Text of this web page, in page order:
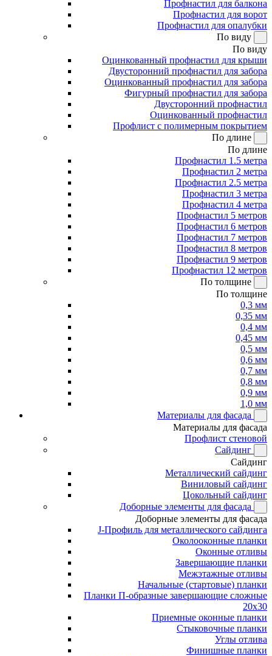
Профнастил для балкона
Профнастил для ворот
Профнастил для опалубки
По виду
По виду
Оцинкованный профнастил для крыши
Двусторонний профнастил для забора
Оцинкованный профнастил для забора
Фигурный профнастил для забора
Двусторонний профнастил
Оцинкованный профнастил
Профлист с полимерным покрытием
По длине
По длине
Профнастил 1.5 метра
Профнастил 2 метра
Профнастил 2.5 метра
Профнастил 3 метра
Профнастил 4 метра
Профнастил 5 метров
Профнастил 6 метров
Профнастил 7 метров
Профнастил 8 метров
Профнастил 9 метров
Профнастил 12 метров
По толщине
По толщине
0,3 мм
0,35 мм
0,4 мм
0,45 мм
0,5 мм
0,6 мм
0,7 мм
0,8 мм
0,9 мм
1,0 мм
Материалы для фасада
Материалы для фасада
Профлист стеновой
Сайдинг
Сайдинг
Металлический сайдинг
Виниловый сайдинг
Цокольный сайдинг
Доборные элементы для фасада
Доборные элементы для фасада
J-Профиль для металлического сайдинга
Околооконные планки
Оконные отливы
Завершающие планки
Межэтажные отливы
Начальные (стартовые) планки
Планки П-образные завершающие сложные
20x30
Приемные оконные планки
Стыковочные планки
Углы отлива
Финишные планки